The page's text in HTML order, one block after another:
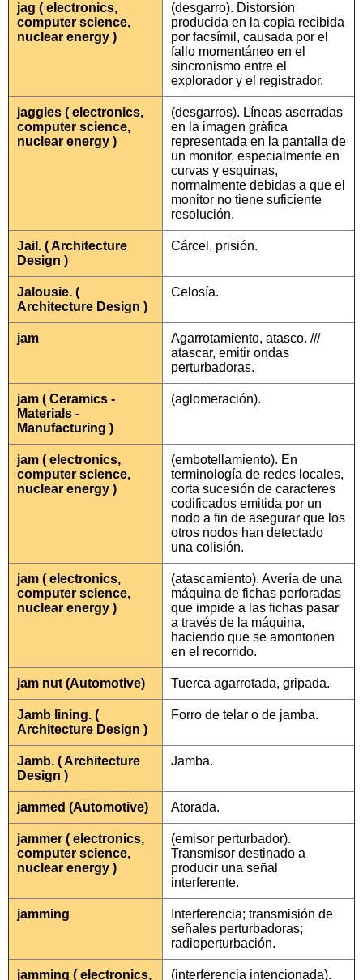
jag ( electronics,
computer science,
nuclear energy )
(desgarro). Distorsión
producida en la copia recibida
por facsímil, causada por el
fallo momentáneo en el
sincronismo entre el
explorador y el registrador.
jaggies ( electronics,
computer science,
nuclear energy )
(desgarros). Líneas aserradas
en la imagen gráfica
representada en la pantalla de
un monitor, especialmente en
curvas y esquinas,
normalmente debidas a que el
monitor no tiene suficiente
resolución.
Jail. ( Architecture
Design )
Cárcel, prisión.
Jalousie. (
Architecture Design )
Celosía.
jam
Agarrotamiento, atasco. ///
atascar, emitir ondas
perturbadoras.
jam ( Ceramics -
Materials -
Manufacturing )
(aglomeración).
jam ( electronics,
computer science,
nuclear energy )
(embotellamiento). En
terminología de redes locales,
corta sucesión de caracteres
codificados emitida por un
nodo a fin de asegurar que los
otros nodos han detectado
una colisión.
jam ( electronics,
computer science,
nuclear energy )
(atascamiento). Avería de una
máquina de fichas perforadas
que impide a las fichas pasar
a través de la máquina,
haciendo que se amontonen
en el recorrido.
jam nut (Automotive) Tuerca agarrotada, gripada.
Jamb lining. (
Architecture Design )
Forro de telar o de jamba.
Jamb. ( Architecture
Design )
Jamba.
jammed (Automotive) Atorada.
jammer ( electronics,
computer science,
nuclear energy )
(emisor perturbador).
Transmisor destinado a
producir una señal
interferente.
jamming
Interferencia; transmisión de
señales perturbadoras;
radioperturbación.
jamming ( electronics, (interferencia intencionada).